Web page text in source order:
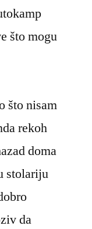
što mogu
što nisam
rekoh
doma
stolariju
da